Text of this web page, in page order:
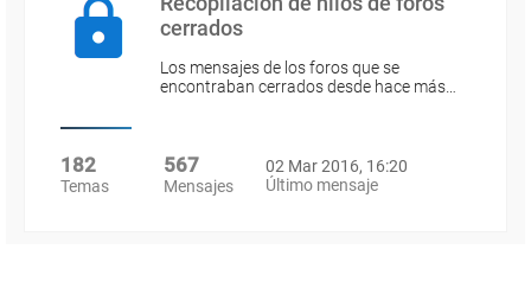
cerrados
Los mensajes de los foros que se
encontraban cerrados desde hace más…
182
Temas
567
Mensajes
02 Mar 2016, 16:20
Último mensaje